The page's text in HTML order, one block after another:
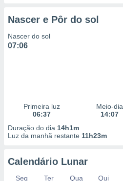
Nascer e Pôr do sol
Nascer do sol
07:06
Primeira luz
06:37
Meio-dia
14:07
Duração do dia 14h1m
Luz da manhã restante 11h23m
Calendário Lunar
Seg Ter Qua Qui